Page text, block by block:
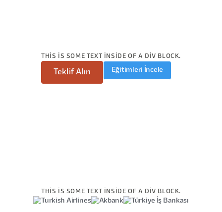
THIS IS SOME TEXT INSIDE OF A DIV BLOCK.
Teklif Alın Eğitimleri İncele
THIS IS SOME TEXT INSIDE OF A DIV BLOCK.